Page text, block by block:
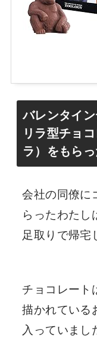
バレンタイ
リラ型チョ
ラ）をもら
会社の同僚に
らったわたし
足取りで帰宅
チョコレート
描かれている
入っていまし